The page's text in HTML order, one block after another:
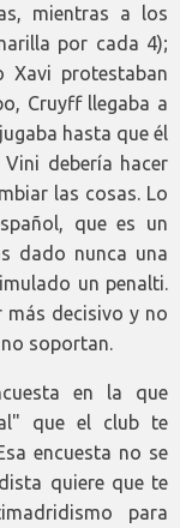
mientras a los
por cada 4);
Xavi protestaban
Cruyff llegaba a
hasta que él
debería hacer
las cosas. Lo
que es un
dado nunca una
un penalti.
más decisivo y no
soportan.
en la que
que el club te
encuesta no se
quiere que te
para